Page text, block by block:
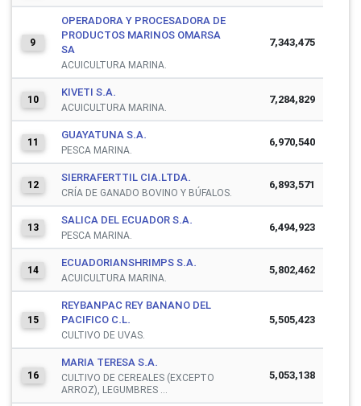
9
OPERADORA Y PROCESADORA DE
PRODUCTOS MARINOS OMARSA
SA
ACUICULTURA MARINA.
7,343,475
10
KIVETI S.A.
ACUICULTURA MARINA.
7,284,829
11
GUAYATUNA S.A.
PESCA MARINA.
6,970,540
12
SIERRAFERTTIL CIA.LTDA.
CRÍA DE GANADO BOVINO Y BÚFALOS.
6,893,571
13
SALICA DEL ECUADOR S.A.
PESCA MARINA.
6,494,923
14
ECUADORIANSHRIMPS S.A.
ACUICULTURA MARINA.
5,802,462
15
REYBANPAC REY BANANO DEL
PACIFICO C.L.
CULTIVO DE UVAS.
5,505,423
16
MARIA TERESA S.A.
CULTIVO DE CEREALES (EXCEPTO
ARROZ), LEGUMBRES ...
5,053,138